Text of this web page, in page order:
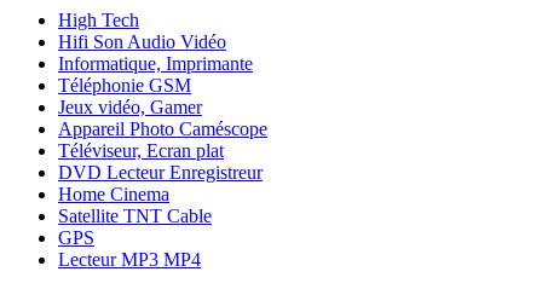
High Tech
Hifi Son Audio Vidéo
Informatique, Imprimante
Téléphonie GSM
Jeux vidéo, Gamer
Appareil Photo Caméscope
Téléviseur, Ecran plat
DVD Lecteur Enregistreur
Home Cinema
Satellite TNT Cable
GPS
Lecteur MP3 MP4